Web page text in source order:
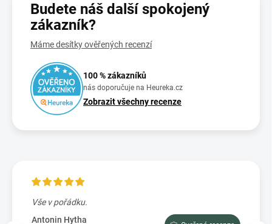
Budete náš další spokojený
zákazník?
Máme desítky ověřených recenzí
100 % zákazníků
nás doporučuje na Heureka.cz
Zobrazit všechny recenze
Vše v pořádku.
Antonin Hytha